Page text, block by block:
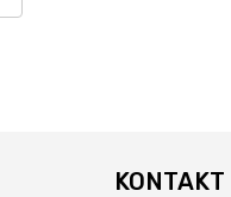
KONTAKT